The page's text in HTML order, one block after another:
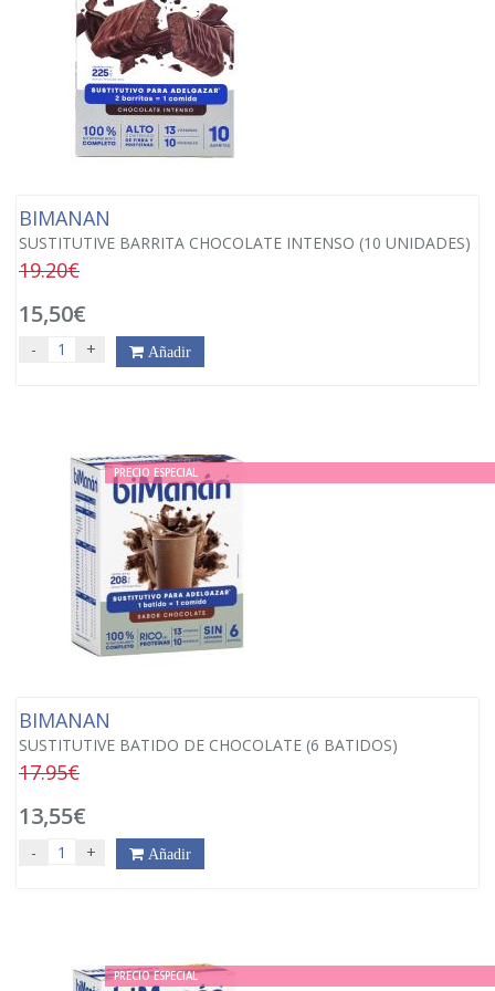
BIMANAN
SUSTITUTIVE BARRITA CHOCOLATE INTENSO (10 UNIDADES)
19.20€
15,50€
- + Añadir
PRECIO ESPECIAL
BIMANAN
SUSTITUTIVE BATIDO DE CHOCOLATE (6 BATIDOS)
17.95€
13,55€
- + Añadir
PRECIO ESPECIAL